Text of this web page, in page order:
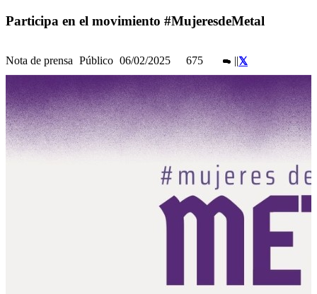
Participa en el movimiento #MujeresdeMetal
Nota de prensa Público 06/02/2025 675